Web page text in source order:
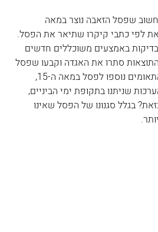
שפסל הזאבה נוצר במאה
לפי כתבי קיקרו שתיאר את הפסל.
2008 נערכו בדיקות באמצעים משוכללים חדשים
סתרו את האגדה וקבעו שפסל
הזאבה נוצר במאה ה-13 והתאומים נוספו לפסל במאה ה-15,
שניתנו בתקופת ימי הביניים,
בגלל סגנונו של הפסל שאינו